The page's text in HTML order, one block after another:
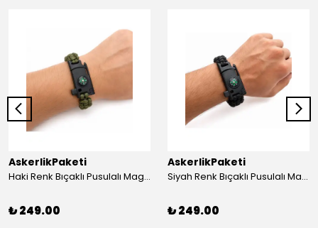
AskerlikPaketi
Haki Renk Bıçaklı Pusulalı Magnezyum Çubuklu Düdüklü Paracord Bileklik
₺ 249.00
AskerlikPaketi
Siyah Renk Bıçaklı Pusulalı Magnezyum Çubuklu Düdüklü Paracord Bileklik
₺ 249.00